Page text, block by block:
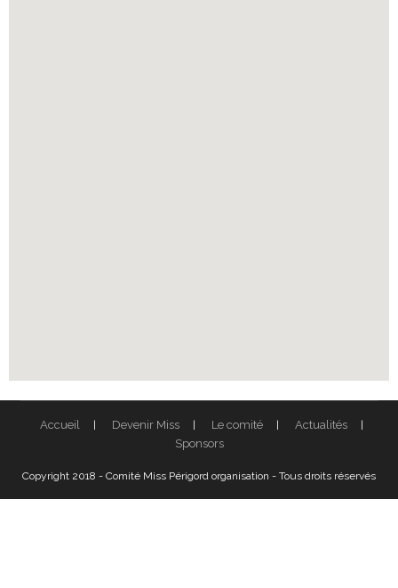
Accueil Devenir Miss Le comité
Actualités
Sponsors
Copyright 2018 - Comité Miss Périgord organisation - Tous droits réservés